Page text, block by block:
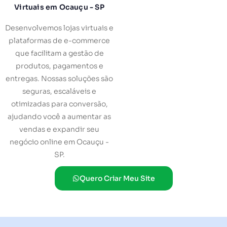
Virtuais em Ocauçu - SP
Desenvolvemos lojas virtuais e
plataformas de e-commerce
que facilitam a gestão de
produtos, pagamentos e
entregas. Nossas soluções são
seguras, escaláveis e
otimizadas para conversão,
ajudando você a aumentar as
vendas e expandir seu
negócio online em Ocauçu -
SP.
Quero Criar Meu Site